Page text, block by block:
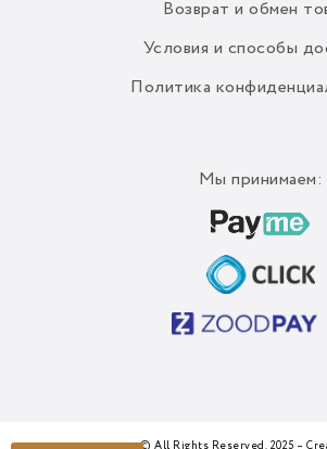
Возврат и обмен
Условия и способы
Политика
Мы принимаем:
© All Rights Reserved. 2025 –